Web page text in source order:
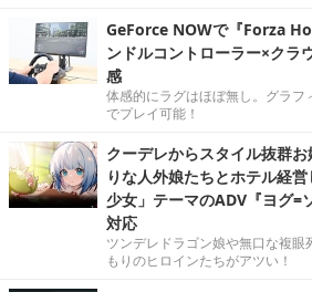
GeForce NOWで『Forza
ンドルコントローラー×クラ
感
体感的にラグはほぼ無し。グラフ
でプレイ可能！
クーデレからスタイル抜群
りな人外娘たちとホテル経
少女」テーマのADV『ヨグ=
対応
ツンデレドラゴン娘や無口な複眼
もりのヒロインたちがアツい！